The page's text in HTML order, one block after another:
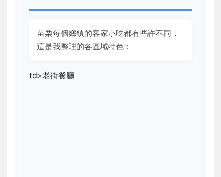
苗栗每個鄉鎮的客家小吃都有些許不同，
這是我整理的各區域特色：
td>老街餐廳